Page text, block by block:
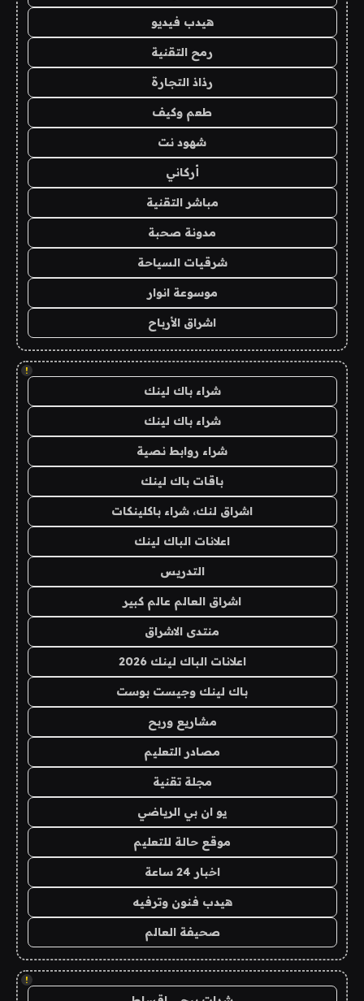
هيدب فيديو
رمح التقنية
رذاذ التجارة
طعم وكيف
شهود نت
أركاني
مباشر التقنية
مدونة صحبة
شرقيات السياحة
موسوعة انوار
اشراق الأرباح
!
شراء باك لينك
شراء باك لينك
شراء روابط نصية
باقات باك لينك
اشراق لنك، شراء باكلينكات
اعلانات الباك لينك
التدريس
اشراق العالم عالم كبير
منتدى الاشراق
اعلانات الباك لينك 2026
باك لينك وجيست بوست
مشاريع وربح
مصادر التعليم
مجلة تقنية
يو ان بي الرياضي
موقع حالة للتعليم
اخبار 24 ساعة
هيدب فنون وترفيه
صحيفة العالم
!